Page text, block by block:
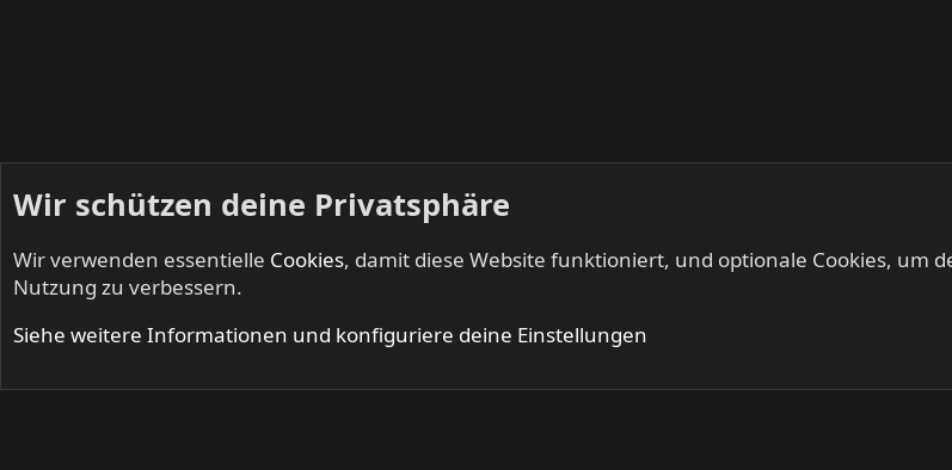
Startseite Foren Musik
Wir schützen deine Privatsphäre
Wir verwenden essentielle Cookies, damit diese Website funktioniert, und optionale Cookies, um
Nutzung zu verbessern.
Siehe weitere Informationen und konfiguriere deine Einstellungen